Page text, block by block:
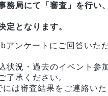
務局にて「審査」を行い
定となります。
アンケートにご回答いた
状況・過去のイベント参
了承ください。
は審査結果をご連絡い